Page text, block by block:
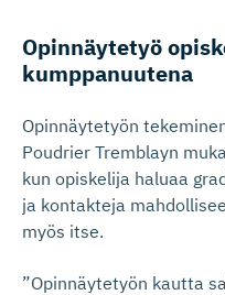
Opinnäytetyö
kumppanuutena
Opinnäytetyön
Poudrier Tremblayn
kun opiskelija haluaa
ja kontakteja
myös itse.
”Opinnäytetyön kautta